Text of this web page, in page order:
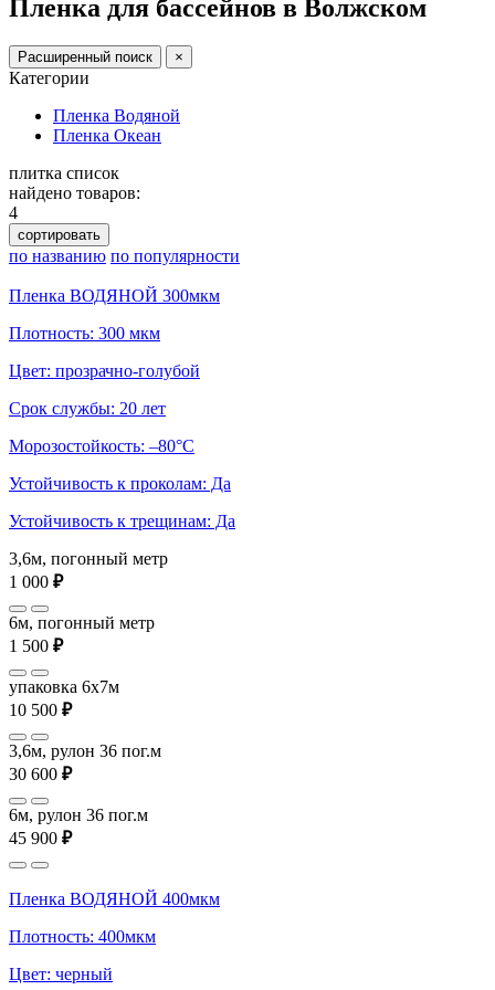
Пленка для бассейнов в Волжском
Расширенный поиск ×
Категории
Пленка Водяной
Пленка Океан
плитка список
найдено товаров:
4
сортировать
по названию по популярности
Пленка ВОДЯНОЙ 300мкм
Плотность: 300 мкм
Цвет: прозрачно-голубой
Срок службы: 20 лет
Морозостойкость: –80°С
Устойчивость к проколам: Да
Устойчивость к трещинам: Да
3,6м, погонный метр
1 000 ₽
6м, погонный метр
1 500 ₽
упаковка 6x7м
10 500 ₽
3,6м, рулон 36 пог.м
30 600 ₽
6м, рулон 36 пог.м
45 900 ₽
Пленка ВОДЯНОЙ 400мкм
Плотность: 400мкм
Цвет: черный